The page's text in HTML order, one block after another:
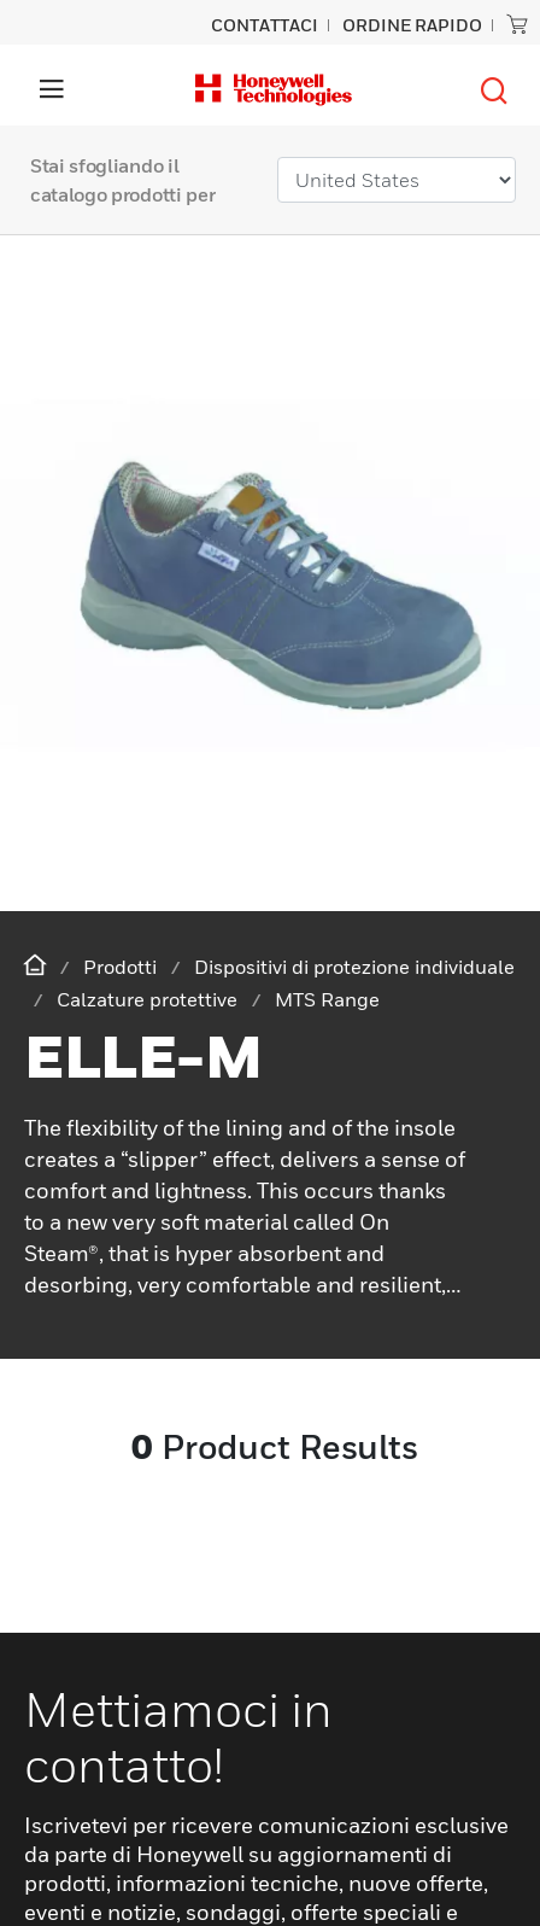
CONTATTACI ORDINE RAPIDO
Stai sfogliando il
catalogo prodotti per
Prodotti
Dispositivi di protezione individuale
Calzature protettive
MTS Range
ELLE-M
The flexibility of the lining and of the insole
creates a “slipper” effect, delivers a sense of
comfort and lightness. This occurs thanks
to a new very soft material called On
Steam®, that is hyper absorbent and
desorbing, very comfortable and resilient,
touches in the slightest details. Last but not
0 Product Results
Mettiamoci in
contatto!
Iscrivetevi per ricevere comunicazioni esclusive
da parte di Honeywell su aggiornamenti di
prodotti, informazioni tecniche, nuove offerte,
eventi e notizie, sondaggi, offerte speciali e